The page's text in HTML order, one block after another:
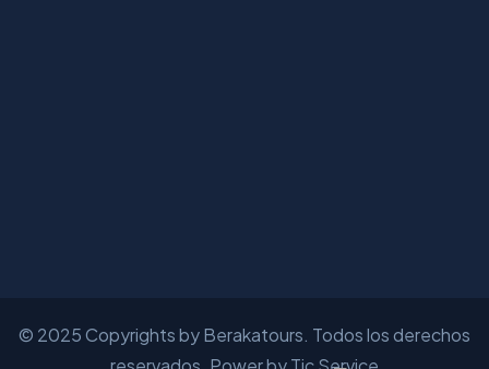
© 2025 Copyrights by Berakatours. Todos los derechos